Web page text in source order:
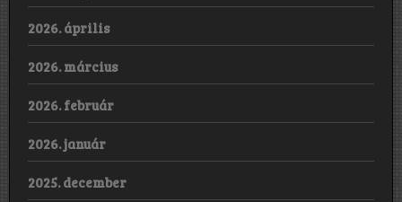
2026. április
2026. március
2026. február
2026. január
2025. december